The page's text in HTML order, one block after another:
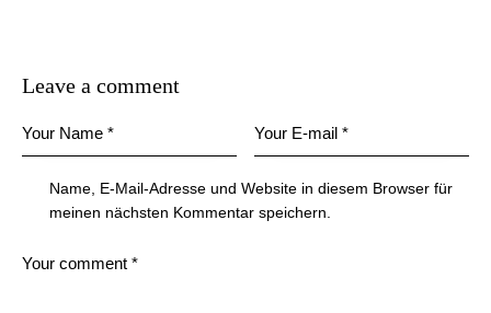
Leave a comment
Name, E-Mail-Adresse und Website in diesem Browser für
meinen nächsten Kommentar speichern.